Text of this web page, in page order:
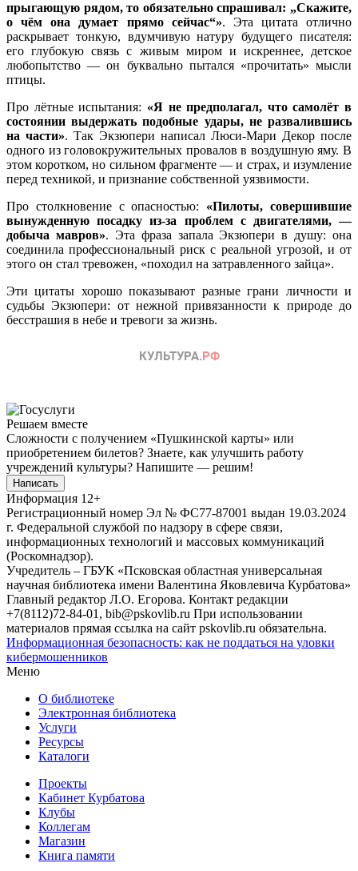
прыгающую рядом, то обязательно спрашивал: „Скажите,
о чём она думает прямо сейчас“». Эта цитата отлично
раскрывает тонкую, вдумчивую натуру будущего писателя:
его глубокую связь с живым миром и искреннее, детское
любопытство — он буквально пытался «прочитать» мысли
птицы.
Про лётные испытания: «Я не предполагал, что самолёт в
состоянии выдержать подобные удары, не развалившись
на части». Так Экзюпери написал Люси-Мари Декор после
одного из головокружительных провалов в воздушную яму. В
этом коротком, но сильном фрагменте — и страх, и изумление
перед техникой, и признание собственной уязвимости.
Про столкновение с опасностью: «Пилоты, совершившие
вынужденную посадку из-за проблем с двигателями, —
добыча мавров». Эта фраза запала Экзюпери в душу: она
соединила профессиональный риск с реальной угрозой, и от
этого он стал тревожен, «походил на затравленного зайца».
Эти цитаты хорошо показывают разные грани личности и
судьбы Экзюпери: от нежной привязанности к природе до
бесстрашия в небе и тревоги за жизнь.
Решаем вместе
Сложности с получением «Пушкинской карты» или
приобретением билетов? Знаете, как улучшить работу
учреждений культуры? Напишите — решим!
Написать
Информация 12+
Регистрационный номер Эл № ФС77-87001 выдан 19.03.2024
г. Федеральной службой по надзору в сфере связи,
информационных технологий и массовых коммуникаций
(Роскомнадзор).
Учредитель – ГБУК «Псковская областная универсальная
научная библиотека имени Валентина Яковлевича Курбатова»
Главный редактор Л.О. Егорова. Контакт редакции
+7(8112)72-84-01, bib@pskovlib.ru При использовании
материалов прямая ссылка на сайт pskovlib.ru обязательна.
Информационная безопасность: как не поддаться на уловки
кибермошенников
Меню
О библиотеке
Электронная библиотека
Услуги
Ресурсы
Каталоги
Проекты
Кабинет Курбатова
Клубы
Коллегам
Магазин
Книга памяти